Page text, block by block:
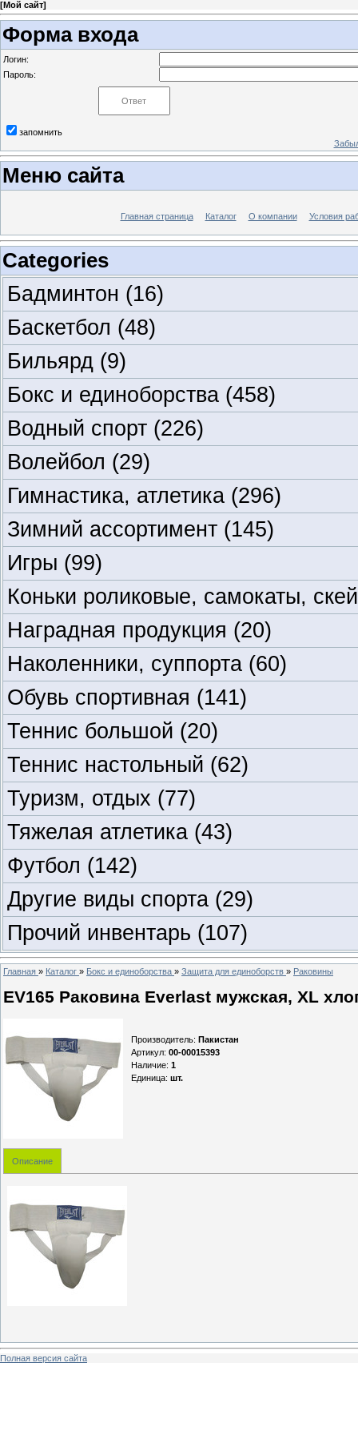
[Мой сайт]
Форма входа
Логин:
Пароль:
запомнить
Меню сайта
Главная страница Каталог О компании Условия
Categories
Бадминтон (16)
Баскетбол (48)
Бильярд (9)
Бокс и единоборства (458)
Водный спорт (226)
Волейбол (29)
Гимнастика, атлетика (296)
Зимний ассортимент (145)
Игры (99)
Коньки роликовые, самокаты,
Наградная продукция (20)
Наколенники, суппорта (60)
Обувь спортивная (141)
Теннис большой (20)
Теннис настольный (62)
Туризм, отдых (77)
Тяжелая атлетика (43)
Футбол (142)
Другие виды спорта (29)
Прочий инвентарь (107)
Главная » Каталог » Бокс и единоборства » Защита для единоборств » Раковины
EV165 Раковина Everlast мужская, XL
Производитель: Пакистан
Артикул: 00-00015393
Наличие: 1
Единица: шт.
Описание
Полная версия сайта